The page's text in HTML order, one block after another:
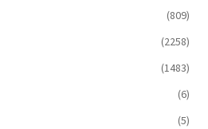
(809)
(2258)
(1483)
(6)
(5)